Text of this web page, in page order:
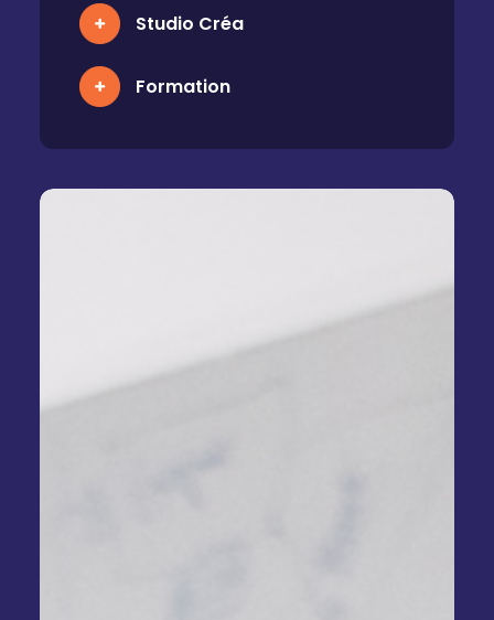
Studio Créa
Formation